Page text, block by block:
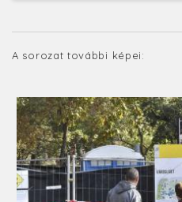
A sorozat további képei: